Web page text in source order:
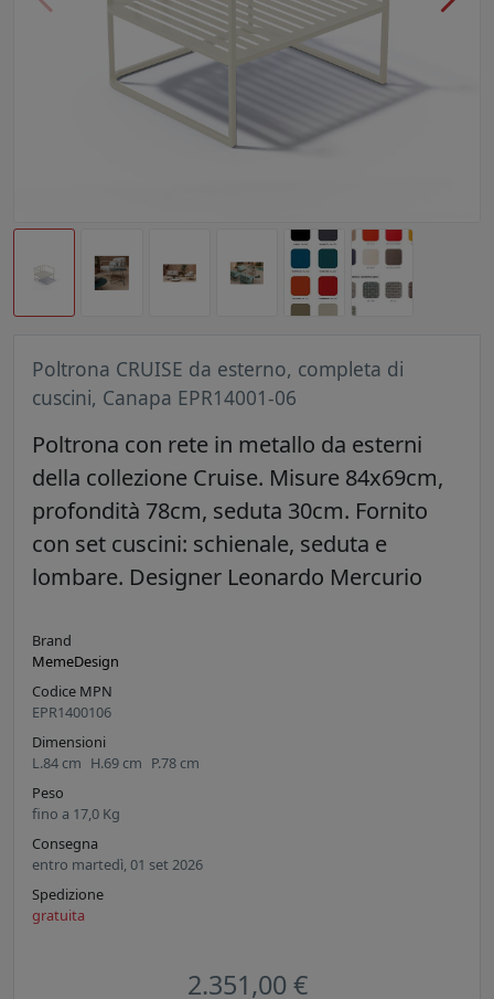
Poltrona CRUISE da esterno, completa di
cuscini, Canapa EPR14001-06
Poltrona con rete in metallo da esterni
della collezione Cruise. Misure 84x69cm,
profondità 78cm, seduta 30cm. Fornito
con set cuscini: schienale, seduta e
lombare. Designer Leonardo Mercurio
Brand
MemeDesign
Codice MPN
EPR1400106
Dimensioni
L.84 cm H.69 cm P.78 cm
Peso
fino a 17,0 Kg
Consegna
entro martedì, 01 set 2026
Spedizione
gratuita
2.351,00 €